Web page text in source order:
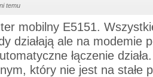
temu
mobilny E5151.
działają ale na modemie
łączenie
który nie jest na stałe